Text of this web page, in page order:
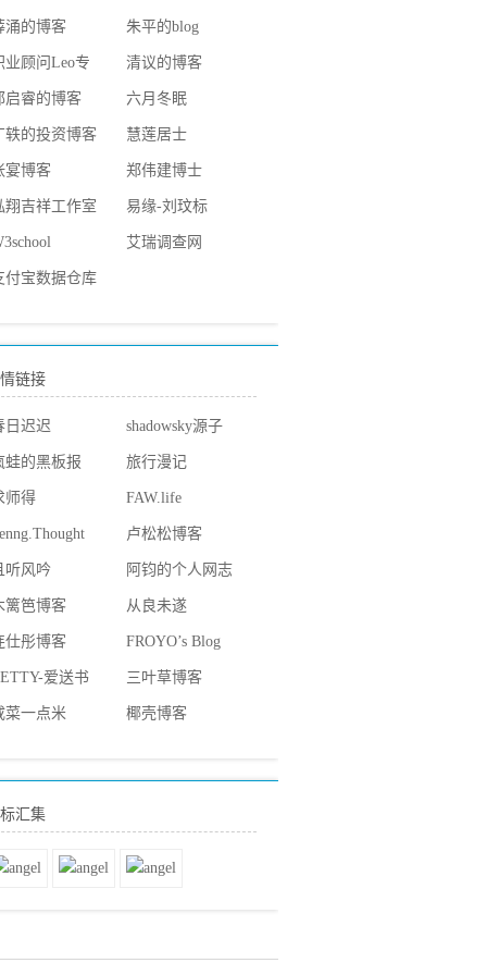
涌的博客 朱平的blog
业顾问Leo专
清议的博客
启睿的博客 六月冬眠
轶的投资博客 慧莲居士
宴博客 郑伟建博士
翔吉祥工作室 易缘-刘玟标
艾瑞调查网
付宝数据仓库
链接
日迟迟 shadowsky源子
蛙的黑板报 旅行漫记
师得 FAW.life
卢松松博客
听风吟 阿钧的个人网志
篱笆博客 从良未遂
仕彤博客 FROYO’s Blog
爱送书 三叶草博客
菜一点米 椰壳博客
汇集